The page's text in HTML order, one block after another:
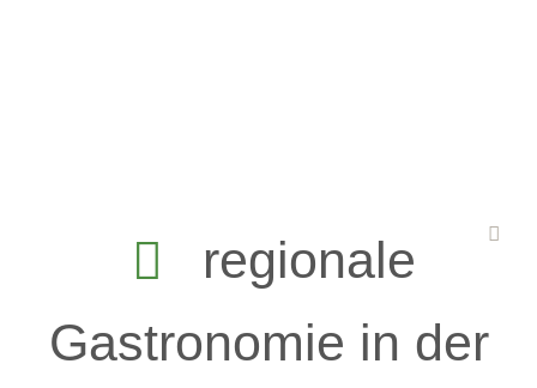
regionale
Gastronomie in der